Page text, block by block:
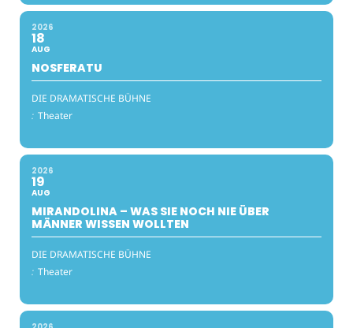
2026
18
AUG
NOSFERATU
DIE DRAMATISCHE BÜHNE
: Theater
2026
19
AUG
MIRANDOLINA – WAS SIE NOCH NIE ÜBER
MÄNNER WISSEN WOLLTEN
DIE DRAMATISCHE BÜHNE
: Theater